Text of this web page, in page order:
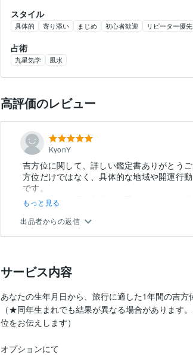
スタイル
具体的 寄り添い まじめ 初心者歓迎 リピーター優先
占術
九星気学 風水
高評価のレビュー
KyonY
吉方位に関して、詳しい鑑定書ありがとうご
方位だけではなく、具体的な地域や開運行
です。
自分の家から見た方位の地図もついていて助
もっと見る
出品者からの返信
サービス内容
あなたの生年月日から、旅行に適した1年間の吉方
（★同年生まれでも結果が異なる場合があります
位をお伝えします）
オプションにて